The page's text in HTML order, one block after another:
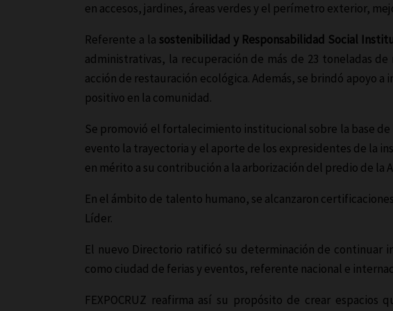
en accesos, jardines, áreas verdes y el perímetro exterior,
Referente a la sostenibilidad y Responsabilidad Social
administrativas, la recuperación de más de 23 toneladas
acción de restauración ecológica. Además, se brindó apoyo
positivo en la comunidad.
Se promovió el fortalecimiento institucional sobre la base de
evento la trayectoria y el aporte de los expresidentes de la
en mérito a su contribución a la arborización del predio de la
En el ámbito de talento humano, se alcanzaron
Líder.
El nuevo Directorio ratificó su determinación de continuar
como ciudad de ferias y eventos, referente nacional e
FEXPOCRUZ reafirma así su propósito de crear